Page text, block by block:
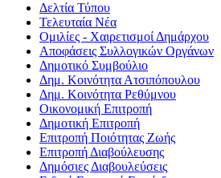
Δελτία Τύπου
Τελευταία Νέα
Ομιλίες - Χαιρετισμοί Δημάρχου
Αποφάσεις Συλλογικών Οργάνων
Δημοτικό Συμβούλιο
Δημ. Κοινότητα Ατσιπόπουλου
Δημ. Κοινότητα Ρεθύμνου
Οικονομική Επιτροπή
Δημοτική Επιτροπή
Επιτροπή Ποιότητας Ζωής
Επιτροπή Διαβούλευσης
Δημόσιες Διαβουλεύσεις